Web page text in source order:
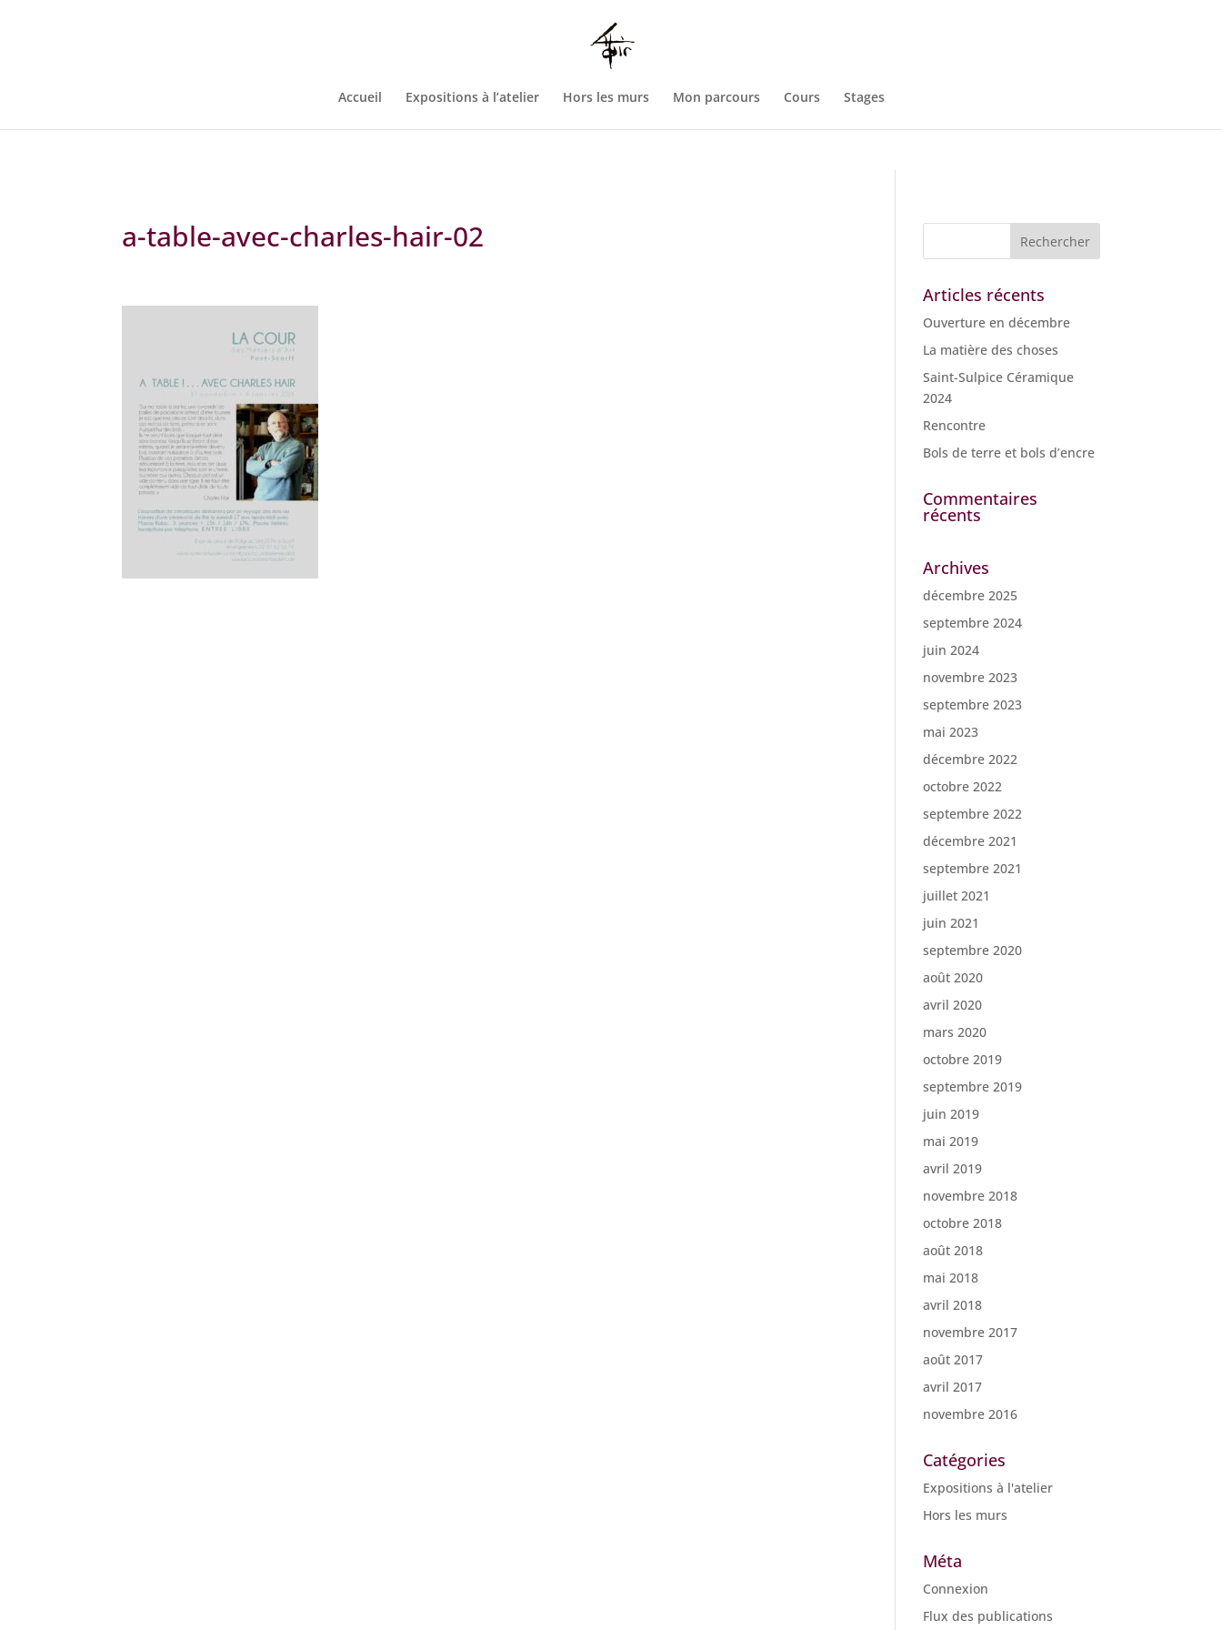
93
Accueil Expositions à l’atelier Hors les murs Mon parcours Cours Stages
a-table-avec-charles-hair-02
Articles récents
Ouverture en décembre
La matière des choses
Saint-Sulpice Céramique
2024
Rencontre
Bols de terre et bols d’encre
Commentaires
récents
Archives
décembre 2025
septembre 2024
juin 2024
novembre 2023
septembre 2023
mai 2023
décembre 2022
octobre 2022
septembre 2022
décembre 2021
septembre 2021
juillet 2021
juin 2021
septembre 2020
août 2020
avril 2020
mars 2020
octobre 2019
septembre 2019
juin 2019
mai 2019
avril 2019
novembre 2018
octobre 2018
août 2018
mai 2018
avril 2018
novembre 2017
août 2017
avril 2017
novembre 2016
Catégories
Expositions à l'atelier
Hors les murs
Méta
Connexion
Flux des publications